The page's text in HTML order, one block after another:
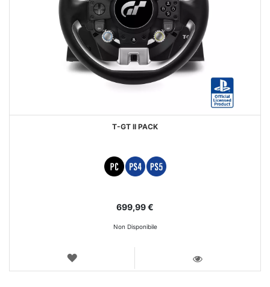
T-GT II PACK
699,99 €
Non Disponibile
LISTA